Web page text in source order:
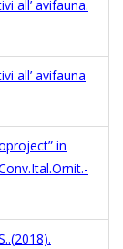
all’ avifauna.
all’ avifauna
in